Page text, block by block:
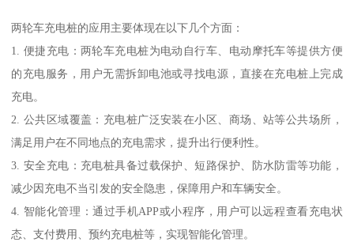
两轮车充电桩的应用主要体现在以下几个方面：
1. 便捷充电：两轮车充电桩为电动自行车、电动摩托车等提供方便
的充电服务，用户无需拆卸电池或寻找电源，直接在充电桩上完成
充电。
2. 公共区域覆盖：充电桩广泛安装在小区、商场、站等公共场所，
满足用户在不同地点的充电需求，提升出行便利性。
3. 安全充电：充电桩具备过载保护、短路保护、防水防雷等功能，
减少因充电不当引发的安全隐患，保障用户和车辆安全。
4. 智能化管理：通过手机APP或小程序，用户可以远程查看充电状
态、支付费用、预约充电桩等，实现智能化管理。